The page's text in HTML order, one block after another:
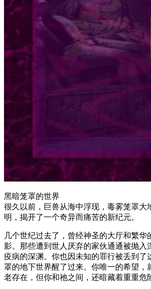
黑暗笼罩的世界
很久以前，巨兽从海中浮现，毒雾笼罩大
明，揭开了一个奇异而痛苦的新纪元。
几个世纪过去了，曾经神圣的大厅和繁华
影。那些遭到世人厌弃的家伙通通被抛
疫病的深渊。你也因未知的罪行被丢到了
罩的地下世界醒了过来。你唯一的希望，
老存在，但你和祂之间，还暗藏着重重危